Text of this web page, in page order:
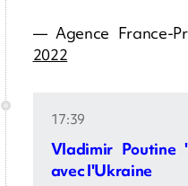
— Agence France-
2022
17:39
Vladimir Poutine
avec l'Ukraine